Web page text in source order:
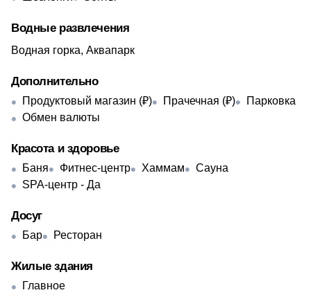
Водные развлечения
Водная горка, Аквапарк
Дополнительно
Продуктовый магазин (₽) Прачечная (₽)
Парковка
Обмен валюты
Красота и здоровье
Баня Фитнес-центр Хаммам
Сауна
SPA-центр - Да
Досуг
Бар Ресторан
Жилые здания
Главное